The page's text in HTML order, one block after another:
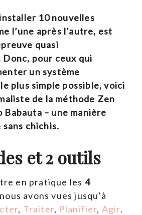
10 nouvelles
l’une après l’autre, est
quasi
pour ceux qui
un système
plus simple possible, voici
de la méthode Zen
Babauta – une manière
chichis.
et 2 outils
en pratique les 4
avons vues jusqu’à
, Traiter, Planifier, Agir.